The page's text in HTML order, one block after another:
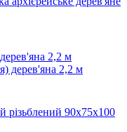
2,2 м
90х75х100